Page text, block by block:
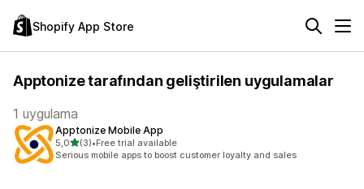
Shopify App Store
Apptonize tarafından geliştirilen uygulamalar
1 uygulama
Apptonize Mobile App
5,05 yıldız üzerinden
(3)
toplam 3 değerlendirme
•Free trial available
Serious mobile apps to boost customer loyalty and sales